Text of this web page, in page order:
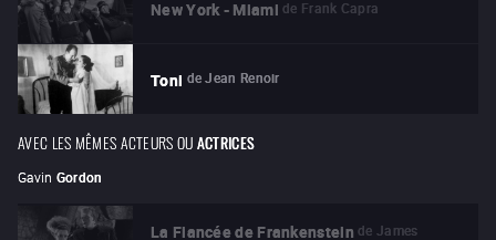
New York - Miami de Frank Capra
Toni de Jean Renoir
AVEC LES MÊMES ACTEURS OUACTRICES
Gavin Gordon
La Fiancée de Frankenstein de James